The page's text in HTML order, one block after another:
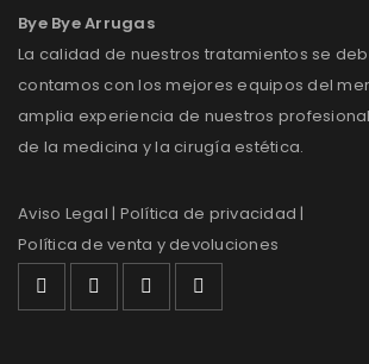
Bye Bye Arrugas
La calidad de nuestros tratamientos se
contamos con los mejores equipos del
amplia experiencia de nuestros
de la medicina y la cirugía estética.
Aviso Legal | Política de privacidad |
Política de venta y devoluciones